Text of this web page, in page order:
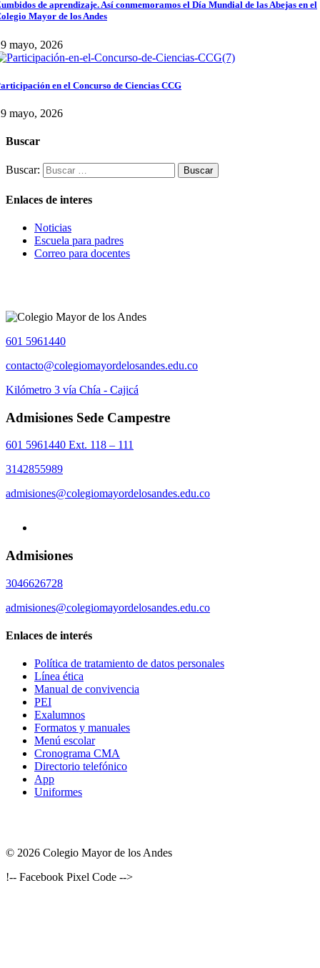
de aprendizaje. Así conmemoramos el Día Mundial de las Abejas en el
Mayor de los Andes
mayo, 2026
en el Concurso de Ciencias CCG
mayo, 2026
Buscar
Buscar:
Enlaces de interes
Noticias
Escuela para padres
Correo para docentes
601 5961440
contacto@colegiomayordelosandes.edu.co
Kilómetro 3 vía Chía - Cajicá
Admisiones Sede Campestre
601 5961440 Ext. 118 – 111
3142855989
admisiones@colegiomayordelosandes.edu.co
Admisiones
3046626728
admisiones@colegiomayordelosandes.edu.co
Enlaces de interés
Política de tratamiento de datos personales
Línea ética
Manual de convivencia
PEI
Exalumnos
Formatos y manuales
Menú escolar
Cronograma CMA
Directorio telefónico
App
Uniformes
© 2026 Colegio Mayor de los Andes
!-- Facebook Pixel Code -->